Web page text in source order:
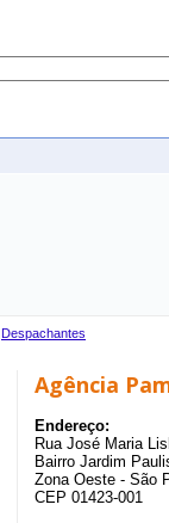
Despachantes
Agência
Endereço:
Rua José Maria
Bairro Jardim
Zona Oeste - São
CEP 01423-001